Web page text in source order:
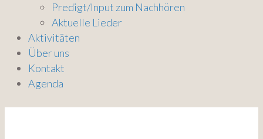
Predigt/Input zum Nachhören
Aktuelle Lieder
Aktivitäten
Über uns
Kontakt
Agenda